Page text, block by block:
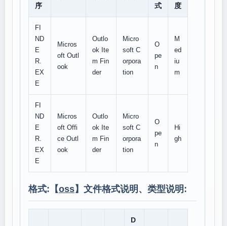
序
式
度
FI
ND
E
R.
EX
E
Micros
oft Outl
ook
Outlo
ok Ite
m Fin
der
Micro
soft C
orpora
tion
O
pe
n
M
ed
iu
m
FI
ND
E
R.
EX
E
Micros
oft Offi
ce Outl
ook
Outlo
ok Ite
m Fin
der
Micro
soft C
orpora
tion
O
pe
n
Hi
gh
格式:【oss】文件格式说明、类型说明:
D